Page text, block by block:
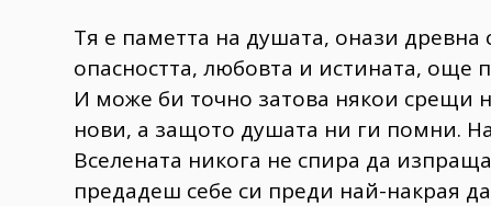
Тя е паметта на душата, онази древна
опасността, любовта и истината, още
И може би точно затова някои срещи
нови, а защото душата ни ги помни.
Вселената никога не спира да
предадеш себе си преди най-накрая